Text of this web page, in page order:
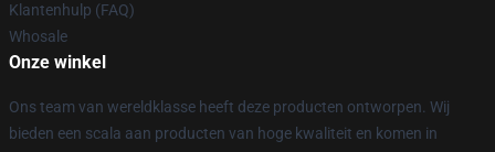
Klantenhulp (FAQ)
Whosale
Onze winkel
Ons team van wereldklasse heeft deze producten ontworpen. Wij
bieden een scala aan producten van hoge kwaliteit en komen in